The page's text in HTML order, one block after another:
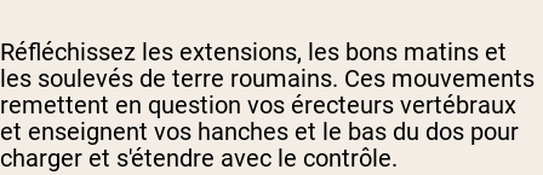
Réfléchissez les extensions, les bons matins et
les soulevés de terre roumains. Ces mouvements
remettent en question vos érecteurs vertébraux
et enseignent vos hanches et le bas du dos pour
charger et s'étendre avec le contrôle.